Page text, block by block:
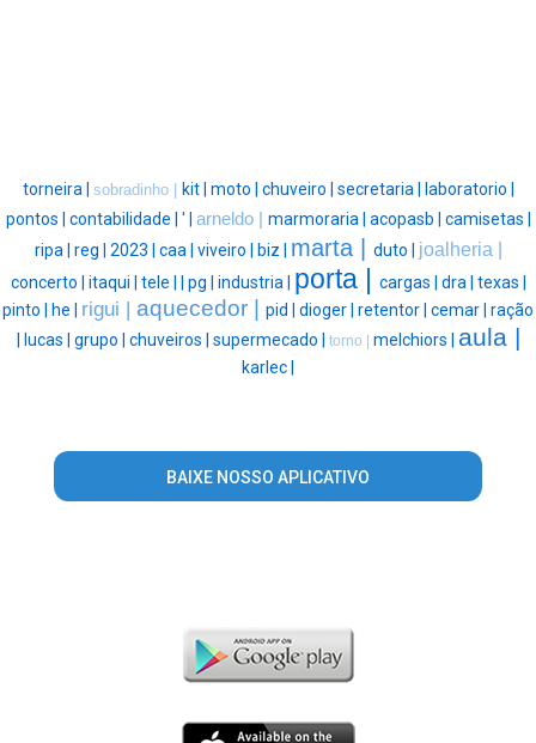
torneira | sobradinho | kit | moto | chuveiro | secretaria |
laboratorio |
pontos | contabilidade | ' | arneldo | marmoraria | acopasb | camisetas |
ripa | reg | 2023 | caa | viveiro | biz | marta | duto | joalheria |
concerto | itaqui | tele | pg | industria | porta | cargas | dra | texas |
pinto |
he | rigui | aquecedor | pid | dioger | retentor | cemar | ração
lucas | grupo | chuveiros | supermecado | torno | melchiors | aula |
karlec |
BAIXE NOSSO APLICATIVO